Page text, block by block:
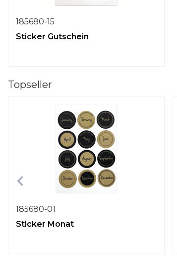
185680-15
Sticker Gutschein
Topseller
185680-01
Sticker Monat